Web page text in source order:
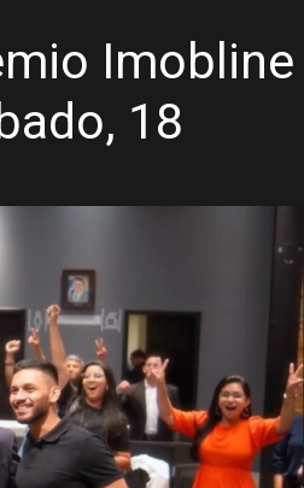
Notícia
Imobline
18